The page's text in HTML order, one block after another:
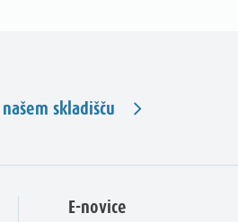
našem skladišču
E-novice